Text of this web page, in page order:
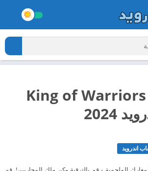
تحميل لعبة King of Warriors
2024
اندرويد